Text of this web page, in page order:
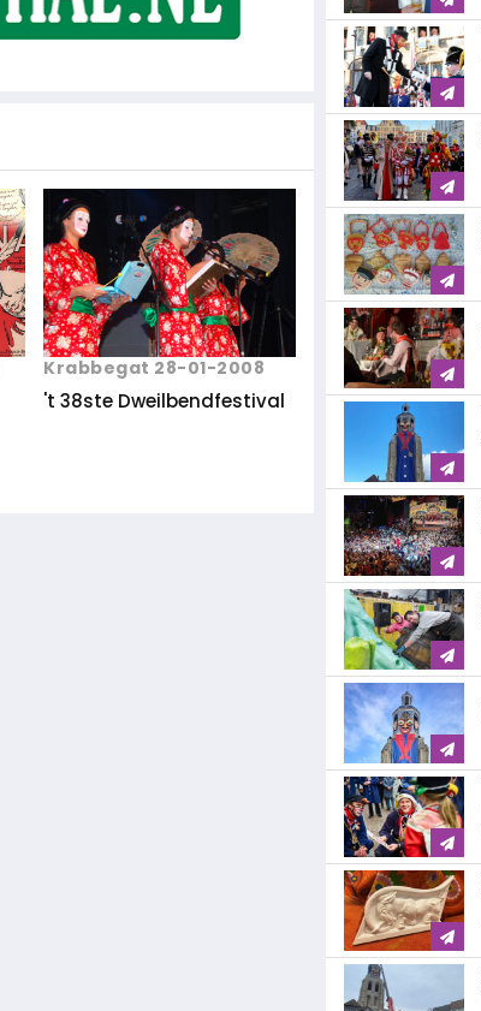
Krabbegat 28-01-2008
't 38ste Dweilbendfestival